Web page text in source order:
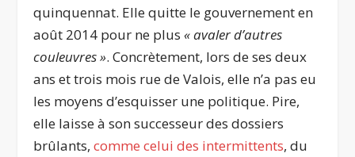
quinquennat. Elle quitte le gouvernement en
août 2014 pour ne plus«avaler d’autres
couleuvres». Concrètement, lors de ses deux
ans et trois mois rue de Valois, elle n’a pas eu
les moyens d’esquisser une politique. Pire,
elle laisse à son successeur des dossiers
brûlants,comme celui des intermittents, du